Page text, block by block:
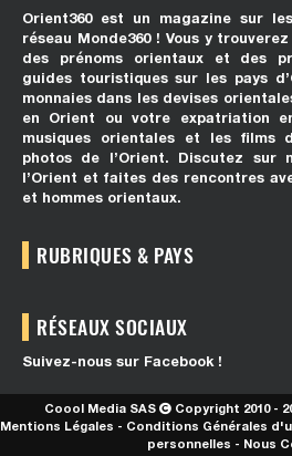
Orient360 est un magazine sur
réseau Monde360 ! Vous y
des prénoms orientaux et des
guides touristiques sur les pays
monnaies dans les devises
en Orient ou votre expatriation
musiques orientales et les films
photos de l’Orient. Discutez sur
l’Orient et faites des rencontres
et hommes orientaux.
RUBRIQUES & PAYS
RÉSEAUX SOCIAUX
Suivez-nous sur Facebook !
Coool Media SAS
Copyright 2010 -
Mentions Légales - Conditions Générales
personnelles - Nous